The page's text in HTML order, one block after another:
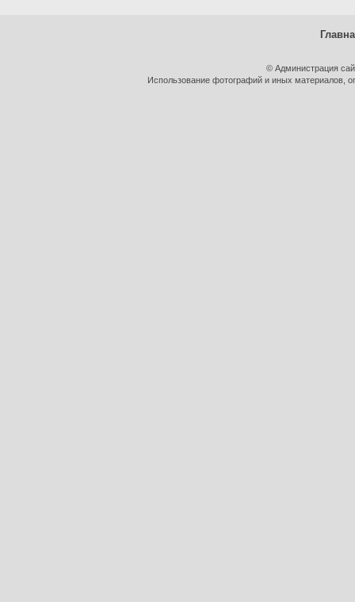
© Администрация
Использование фотографий и иных материалов,